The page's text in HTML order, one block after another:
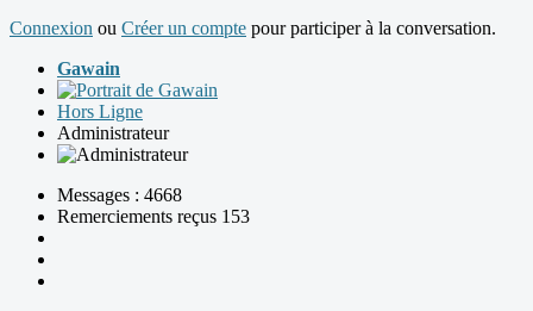
Connexion ou Créer un compte pour participer à la conversation.
Gawain
Hors Ligne
Administrateur
Messages : 4668
Remerciements reçus 153